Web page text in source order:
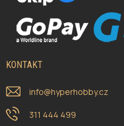
KONTAKT
info@hyperhobby.cz
311 444 499